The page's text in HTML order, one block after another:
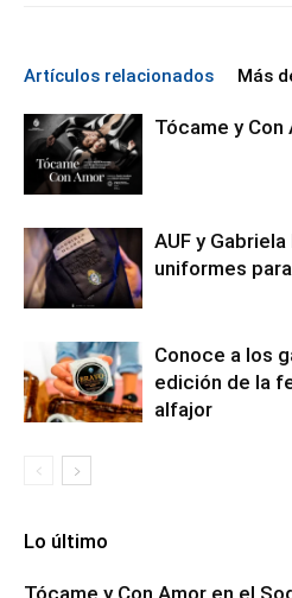
Artículos relacionados Más
Tócame y Con
AUF y
uniformes
Conoce a los
edición de la
alfajor
Lo último
Tócame y Con Amor en el